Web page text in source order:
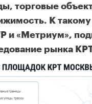
торговые
К
и «Метриум»,
рынка